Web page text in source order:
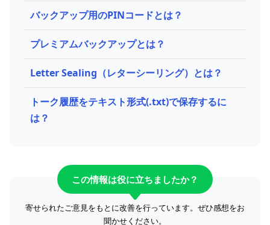
バックアップ用のPINコードとは？
プレミアムバックアップとは？
Letter Sealing（レターシーリング）とは？
トーク履歴をテキスト形式(.txt)で保存するに
は？
この情報は役に立ちましたか？
寄せられたご意見をもとに改善を行っています。ぜひ感想をお
聞かせください。